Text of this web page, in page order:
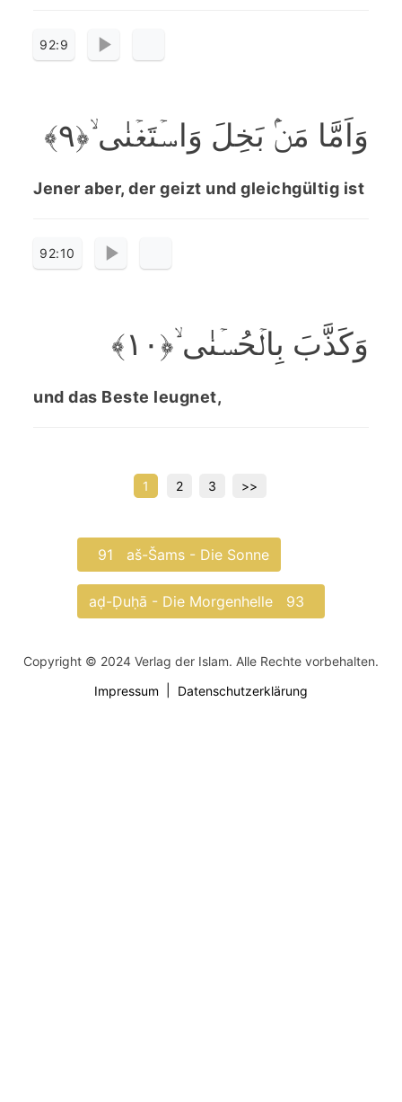
92:9
وَاَمَّا مَنۡۢ بَخِلَ وَاسۡتَغۡنٰی ۙ﴿۹﴾
Jener aber, der geizt und gleichgültig ist
92:10
وَکَذَّبَ بِالۡحُسۡنٰی ۙ﴿۱۰﴾
und das Beste leugnet,
Seitennummerierung
Beiträge
1 2 3 >>
91 aš-Šams - Die Sonne
aḍ-Ḍuḥā - Die Morgenhelle 93
Copyright © 2024 Verlag der Islam. Alle Rechte vorbehalten.
Impressum
Datenschutzerklärung